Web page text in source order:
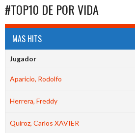
#TOP10 DE POR VIDA
MAS HITS
Jugador
Aparicio, Rodolfo
Herrera, Freddy
Quiroz, Carlos XAVIER